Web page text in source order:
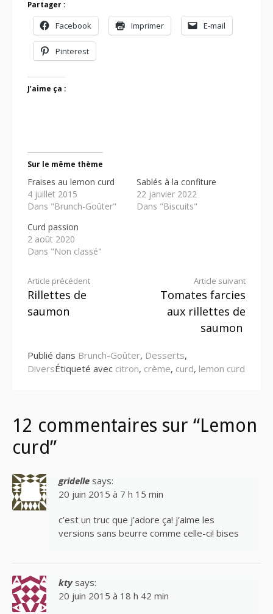
Partager :
Facebook Imprimer E-mail
Pinterest
J’aime ça :
Sur le même thème
Fraises au lemon curd
4 juillet 2015
Dans "Brunch-Goûter"
Sablés à la confiture
22 janvier 2022
Dans "Biscuits"
Curd passion
2 août 2020
Dans "Non classé"
Lire
la
Article précédent
Rillettes de
saumon
Article suivant
Tomates farcies
aux rillettes de
saumon
Publié dans Brunch-Goûter, Desserts,
DiversÉtiqueté avec citron, crème, curd, lemon curd
12 commentaires sur “Lemon
curd”
gridelle says:
20 juin 2015 à 7 h 15 min
c’est un truc que j’adore ça! j’aime les
versions sans beurre comme celle-ci! bises
kty says:
20 juin 2015 à 18 h 42 min